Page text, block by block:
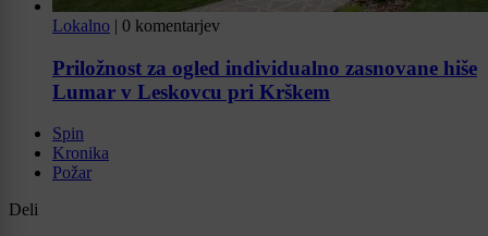
Lokalno | 0 komentarjev
Priložnost za ogled individualno zasnovane hiše
Lumar v Leskovcu pri Krškem
Spin
Kronika
Požar
Deli